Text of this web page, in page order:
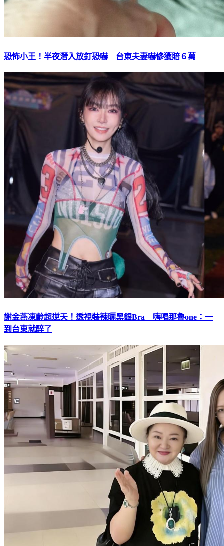
恐怖小王！半夜潛入放釘恐嚇 台東夫妻嚇慘獲賠６萬
謝金燕凍齡超逆天！透視裝辣曬黑銀Bra 嗨唱那魯one：一
到台東就醉了